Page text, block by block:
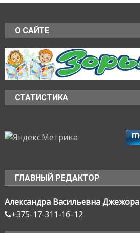
О САЙТЕ
СТАТИСТИКА
ГЛАВНЫЙ РЕДАКТОР
Александра Васильевна Джежора
+375-17-311-16-12